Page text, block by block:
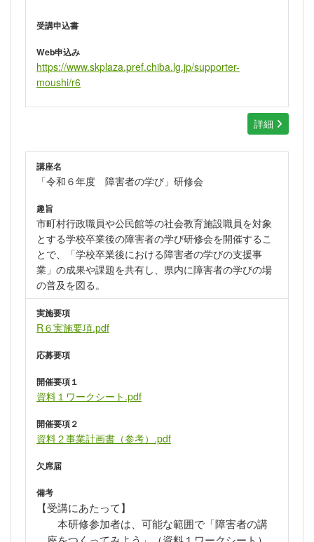
受講申込書
Web申込み
https://www.skplaza.pref.chiba.lg.jp/supporter-
moushi/r6
詳細
講座名
「令和６年度 障害者の学び」研修会
趣旨
市町村行政職員や公民館等の社会教育施設職員を対象
とする学校卒業後の障害者の学び研修会を開催するこ
とで、「学校卒業後における障害者の学びの支援事
業」の成果や課題を共有し、県内に障害者の学びの場
の普及を図る。
実施要項
R６実施要項.pdf
応募要項
開催要項１
資料１ワークシート.pdf
開催要項２
資料２事業計画書（参考）.pdf
欠席届
備考
【受講にあたって】
本研修参加者は、可能な範囲で「障害者の講